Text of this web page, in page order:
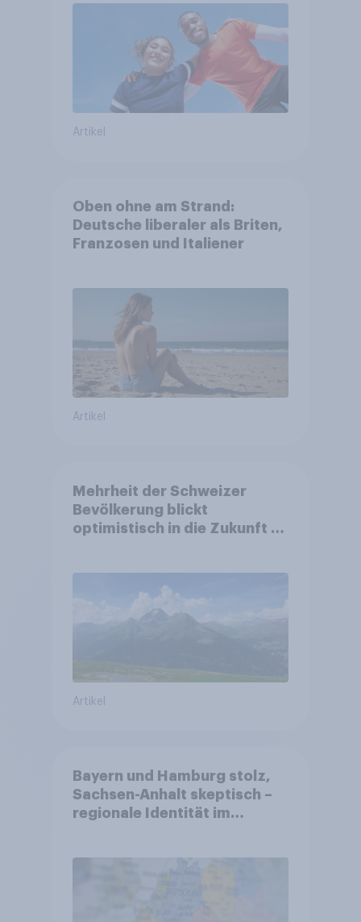
Artikel
Oben ohne am Strand:
Deutsche liberaler als Briten,
Franzosen und Italiener
Artikel
Mehrheit der Schweizer
Bevölkerung blickt
optimistisch in die Zukunft –
Altersvorsorge
Artikel
Bayern und Hamburg stolz,
Sachsen-Anhalt skeptisch –
regionale Identität im